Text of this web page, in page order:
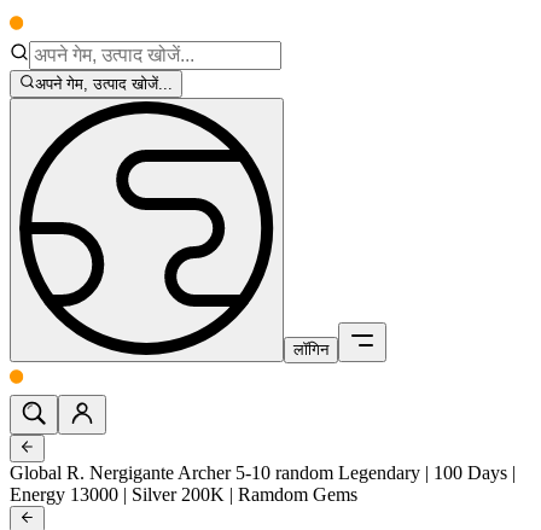
अपने गेम, उत्पाद खोजें...
लॉगिन
Global R. Nergigante Archer 5-10 random Legendary | 100 Days |
Energy 13000 | Silver 200K | Ramdom Gems